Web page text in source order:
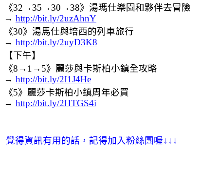
《32→35→30→38》湯瑪仕樂園和夥伴去冒險
→ http://bit.ly/2uzAhnY
《30》湯馬仕與培西的列車旅行
→ http://bit.ly/2uyD3K8
【下午】
《8→1→5》麗莎與卡斯柏小鎮全攻略
→ http://bit.ly/2I1J4He
《5》麗莎卡斯柏小鎮周年必買
→ http://bit.ly/2HTGS4i
覺得資訊有用的話，記得加入粉絲團喔↓ ↓ ↓